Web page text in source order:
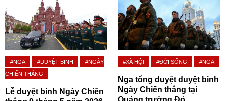
#NGA #DUYỆT BINH
#NGÀY
CHIẾN THẮNG
Lễ duyệt binh Ngày Chiến
#XÃ HỘI #ĐỜI SỐNG #NGA
Nga tổng duyệt duyệt binh
Ngày Chiến thắng tại
Quảng trường Đỏ